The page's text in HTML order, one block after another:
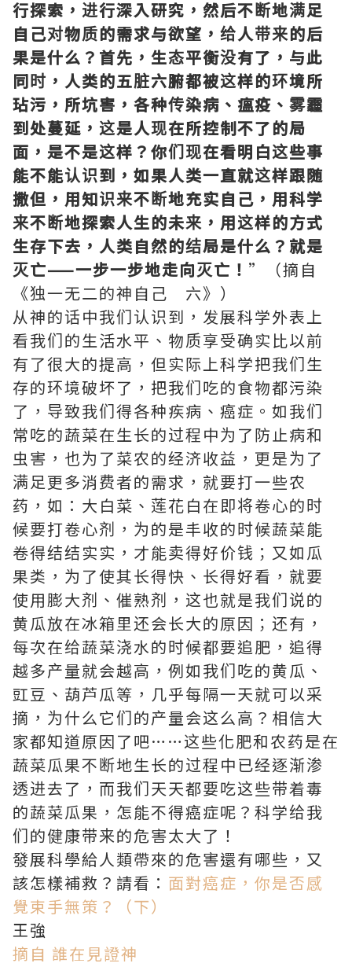
行探索，进行深入研究，然后不断地满足
自己对物质的需求与欲望，给人带来的后
果是什么？首先，生态平衡没有了，与此
同时，人类的五脏六腑都被这样的环境所
玷污，所坑害，各种传染病、瘟疫、雾霾
到处蔓延，这是人现在所控制不了的局
面，是不是这样？你们现在看明白这些事
能不能认识到，如果人类一直就这样跟随
撒但，用知识来不断地充实自己，用科学
来不断地探索人生的未来，用这样的方式
生存下去，人类自然的结局是什么？就是
灭亡——一步一步地走向灭亡！ ”（摘自
《独一无二的神自己 六》）
从神的话中我们认识到，发展科学外表上
看我们的生活水平、物质享受确实比以前
有了很大的提高，但实际上科学把我们生
存的环境破坏了，把我们吃的食物都污染
了，导致我们得各种疾病、癌症。如我们
常吃的蔬菜在生长的过程中为了防止病和
虫害，也为了菜农的经济收益，更是为了
满足更多消费者的需求，就要打一些农
药，如：大白菜、莲花白在即将卷心的时
候要打卷心剂，为的是丰收的时候蔬菜能
卷得结结实实，才能卖得好价钱；又如瓜
果类，为了使其长得快、长得好看，就要
使用膨大剂、催熟剂，这也就是我们说的
黄瓜放在冰箱里还会长大的原因；还有，
每次在给蔬菜浇水的时候都要追肥，追得
越多产量就会越高，例如我们吃的黄瓜、
豇豆、葫芦瓜等，几乎每隔一天就可以采
摘，为什么它们的产量会这么高？相信大
家都知道原因了吧……这些化肥和农药是在
蔬菜瓜果不断地生长的过程中已经逐渐渗
透进去了，而我们天天都要吃这些带着毒
的蔬菜瓜果，怎能不得癌症呢？科学给我
们的健康带来的危害太大了！
發展科學給人類帶來的危害還有哪些，又
該怎樣補救？請看： 面對癌症，你是否感
覺束手無策？（下）
王強
摘自 誰在見證神